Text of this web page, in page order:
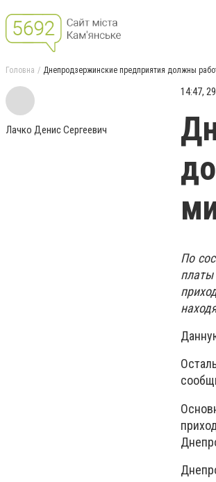
Головна Днепродзержинские предприятия должны
Лачко Денис Сергеевич
14:47,
По